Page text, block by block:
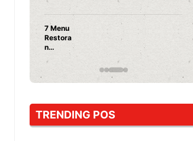
7 Menu
Restora
n
yang
Dicoba,
Cuma
Sushi!
TRENDING POS